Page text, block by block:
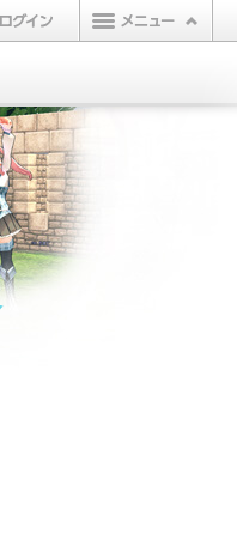
ログイン